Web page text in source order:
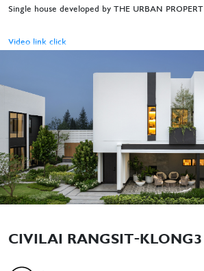
Single house developed by THE URBAN PROPERT
Video link click
CIVILAI RANGSIT-KLONG3